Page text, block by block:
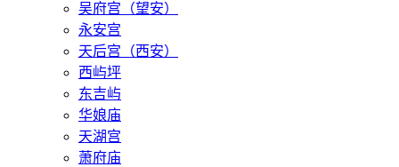
吴府宫（望安）
永安宫
天后宫（西安）
西屿坪
东吉屿
华娘庙
天湖宫
萧府庙